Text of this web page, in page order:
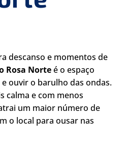
descanso e momentos de
Rosa Norteé o espaço
ouvir o barulho das ondas.
calma e com menos
um maior número de
o local para ousar nas